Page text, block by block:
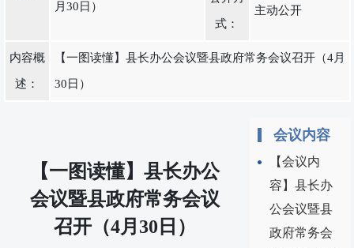
月30日）
式：
主动公开
内容概
述：
【一图读懂】县长办公会议暨县政府常务会议召开（4月
30日）
【一图读懂】县长办公
会议暨县政府常务会议
召开（4月30日）
会议内容
【会议内
容】县长办
公会议暨县
政府常务会